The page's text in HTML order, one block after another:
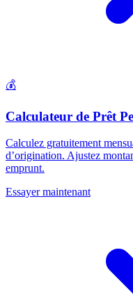
💰
Calculateur de Prêt
Calculez gratuitement
d’origination. Ajustez
emprunt.
Essayer maintenant